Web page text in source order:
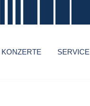
KONZERTE SERVICE